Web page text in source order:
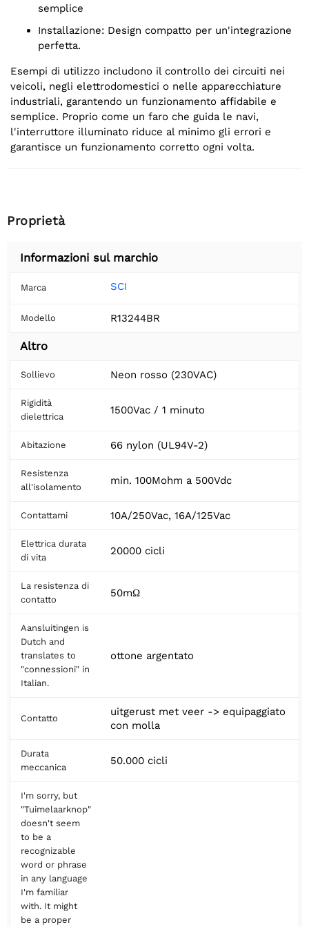
semplice
Installazione: Design compatto per un'integrazione
perfetta.
Esempi di utilizzo includono il controllo dei circuiti nei
veicoli, negli elettrodomestici o nelle apparecchiature
industriali, garantendo un funzionamento affidabile e
semplice. Proprio come un faro che guida le navi,
l'interruttore illuminato riduce al minimo gli errori e
garantisce un funzionamento corretto ogni volta.
Proprietà
Informazioni sul marchio
Marca SCI
Modello R13244BR
Altro
Sollievo Neon rosso (230VAC)
Rigidità
dielettrica
1500Vac / 1 minuto
Abitazione 66 nylon (UL94V-2)
Resistenza
all'isolamento
min. 100Mohm a 500Vdc
Contattami 10A/250Vac, 16A/125Vac
Elettrica durata
di vita
20000 cicli
La resistenza di
contatto
50mΩ
Aansluitingen is
Dutch and
translates to
"connessioni" in
Italian.
ottone argentato
Contatto
uitgerust met veer -> equipaggiato
con molla
Durata
meccanica
50.000 cicli
I'm sorry, but
"Tuimelaarknop"
doesn't seem
to be a
recognizable
word or phrase
in any language
I'm familiar
with. It might
be a proper